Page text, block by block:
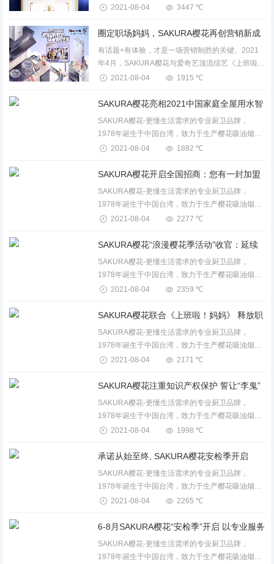
机、燃气灶、消毒柜、保洁柜、电蒸箱、电烤箱、
燃气热水器、电热水器、壁挂炉、整体厨房等卫厨
产品。...
2021-08-04 3447 ℃
有话题+有体验，才是一场营销制胜的关键。2021
年4月，SAKURA樱花与爱奇艺顶流综艺《上班啦！
妈妈》牵手合作，一开播就抢占各大综艺榜、热搜
榜单前列。随着节目热播，SAKURA樱花也围绕“职
场妈妈”...
2021-08-04 1915 ℃
SAKURA樱花-更懂生活需求的专业厨卫品牌，
1978年诞生于中国台湾，致力于生产樱花吸油烟
机、燃气灶、消毒柜、保洁柜、电蒸箱、电烤箱、
燃气热水器、电热水器、壁挂炉、整体厨房等卫厨
产品。...
2021-08-04 1882 ℃
SAKURA樱花-更懂生活需求的专业厨卫品牌，
1978年诞生于中国台湾，致力于生产樱花吸油烟
机、燃气灶、消毒柜、保洁柜、电蒸箱、电烤箱、
燃气热水器、电热水器、壁挂炉、整体厨房等卫厨
产品。...
2021-08-04 2277 ℃
SAKURA樱花-更懂生活需求的专业厨卫品牌，
1978年诞生于中国台湾，致力于生产樱花吸油烟
机、燃气灶、消毒柜、保洁柜、电蒸箱、电烤箱、
燃气热水器、电热水器、壁挂炉、整体厨房等卫厨
产品。...
2021-08-04 2359 ℃
SAKURA樱花-更懂生活需求的专业厨卫品牌，
1978年诞生于中国台湾，致力于生产樱花吸油烟
机、燃气灶、消毒柜、保洁柜、电蒸箱、电烤箱、
燃气热水器、电热水器、壁挂炉、整体厨房等卫厨
产品。...
2021-08-04 2171 ℃
SAKURA樱花-更懂生活需求的专业厨卫品牌，
1978年诞生于中国台湾，致力于生产樱花吸油烟
机、燃气灶、消毒柜、保洁柜、电蒸箱、电烤箱、
燃气热水器、电热水器、壁挂炉、整体厨房等卫厨
产品。...
2021-08-04 1998 ℃
承诺从始至终, SAKURA樱花安检季开启
SAKURA樱花-更懂生活需求的专业厨卫品牌，
1978年诞生于中国台湾，致力于生产樱花吸油烟
机、燃气灶、消毒柜、保洁柜、电蒸箱、电烤箱、
燃气热水器、电热水器、壁挂炉、整体厨房等卫厨
产品。...
2021-08-04 2265 ℃
SAKURA樱花-更懂生活需求的专业厨卫品牌，
1978年诞生于中国台湾，致力于生产樱花吸油烟